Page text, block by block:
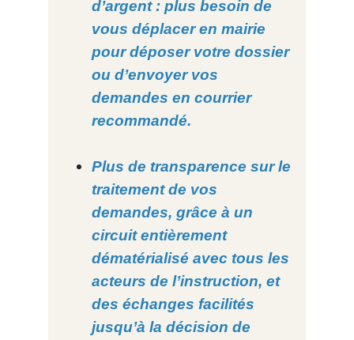
d’argent : plus besoin de
vous déplacer en mairie
pour déposer votre dossier
ou d’envoyer vos
demandes en courrier
recommandé.
Plus de transparence sur le
traitement de vos
demandes, grâce à un
circuit entièrement
dématérialisé avec tous les
acteurs de l’instruction, et
des échanges facilités
jusqu’à la décision de